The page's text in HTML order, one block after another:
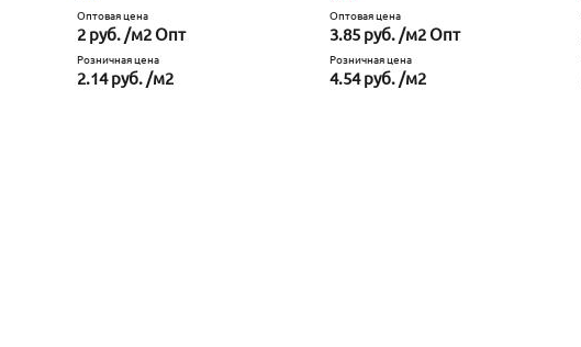
Оптовая цена
2 руб. /м2 Опт
Розничная цена
2.14 руб. /м2
Оптовая цена
3.85 руб. /м2 Опт
Розничная цена
4.54 руб. /м2